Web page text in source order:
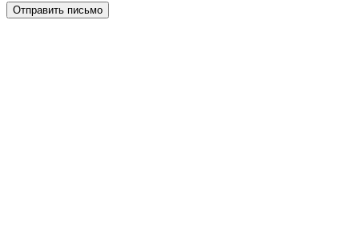
Отправить письмо